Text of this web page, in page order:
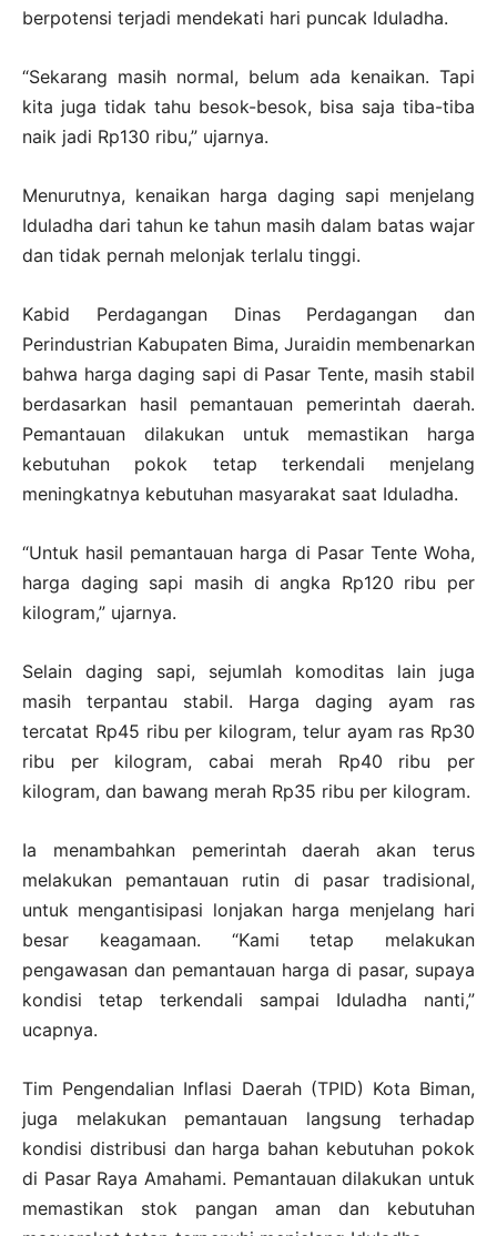
berpotensi terjadi mendekati hari puncak Iduladha.
“Sekarang masih normal, belum ada kenaikan. Tapi
kita juga tidak tahu besok-besok, bisa saja tiba-tiba
naik jadi Rp130 ribu,” ujarnya.
Menurutnya, kenaikan harga daging sapi menjelang
Iduladha dari tahun ke tahun masih dalam batas wajar
dan tidak pernah melonjak terlalu tinggi.
Kabid Perdagangan Dinas Perdagangan dan
Perindustrian Kabupaten Bima, Juraidin membenarkan
bahwa harga daging sapi di Pasar Tente, masih stabil
berdasarkan hasil pemantauan pemerintah daerah.
Pemantauan dilakukan untuk memastikan harga
kebutuhan pokok tetap terkendali menjelang
meningkatnya kebutuhan masyarakat saat Iduladha.
“Untuk hasil pemantauan harga di Pasar Tente Woha,
harga daging sapi masih di angka Rp120 ribu per
kilogram,” ujarnya.
Selain daging sapi, sejumlah komoditas lain juga
masih terpantau stabil. Harga daging ayam ras
tercatat Rp45 ribu per kilogram, telur ayam ras Rp30
ribu per kilogram, cabai merah Rp40 ribu per
kilogram, dan bawang merah Rp35 ribu per kilogram.
Ia menambahkan pemerintah daerah akan terus
melakukan pemantauan rutin di pasar tradisional,
untuk mengantisipasi lonjakan harga menjelang hari
besar keagamaan. “Kami tetap melakukan
pengawasan dan pemantauan harga di pasar, supaya
kondisi tetap terkendali sampai Iduladha nanti,”
ucapnya.
Tim Pengendalian Inflasi Daerah (TPID) Kota Biman,
juga melakukan pemantauan langsung terhadap
kondisi distribusi dan harga bahan kebutuhan pokok
di Pasar Raya Amahami. Pemantauan dilakukan untuk
memastikan stok pangan aman dan kebutuhan